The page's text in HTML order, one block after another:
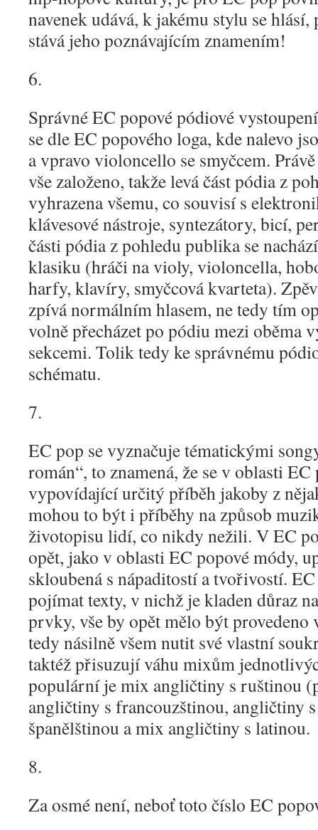
navenek udává, k jakému stylu se hlásí,
stává jeho poznávajícím znamením!
6.
Správné EC popové pódiové
se dle EC popového loga, kde nalevo
a vpravo violoncello se smyčcem.
vše založeno, takže levá část pódia z
vyhrazena všemu, co souvisí s
klávesové nástroje, syntezátory, bicí,
části pódia z pohledu publika se
klasiku (hráči na violy, violoncella,
harfy, klavíry, smyčcová kvarteta).
zpívá normálním hlasem, ne tedy tím
volně přecházet po pódiu mezi oběma
sekcemi. Tolik tedy ke správnému
schématu.
7.
EC pop se vyznačuje tématickými
román“, to znamená, že se v oblasti
vypovídající určitý příběh jakoby z
mohou to být i příběhy na způsob
životopisu lidí, co nikdy nežili. V EC
opět, jako v oblasti EC popové módy,
skloubená s nápaditostí a tvořivostí.
pojímat texty, v nichž je kladen důraz
prvky, vše by opět mělo být provedeno
tedy násilně všem nutit své vlastní
taktéž přisuzují váhu mixům
populární je mix angličtiny s ruštinou
angličtiny s francouzštinou, angličtiny
španělštinou a mix angličtiny s latinou.
8.
Za osmé není, neboť toto číslo EC